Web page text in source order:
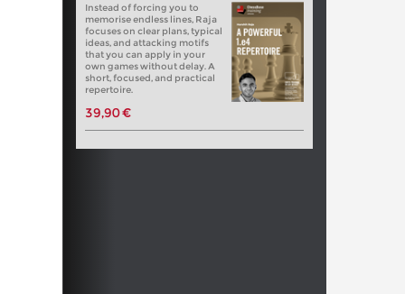
Instead of forcing you to
memorise endless lines, Raja
focuses on clear plans, typical
ideas, and attacking motifs
that you can apply in your
own games without delay. A
short, focused, and practical
repertoire.
39,90 €